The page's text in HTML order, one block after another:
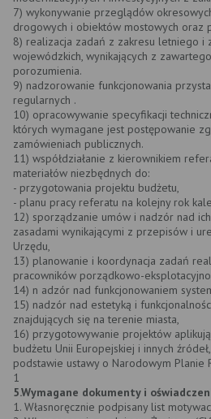
7) wykonywanie przeglądów
drogowych i obiektów mostowych oraz
8) realizacja zadań z zakresu letniego i
wojewódzkich, wynikających z
porozumienia.
9) nadzorowanie funkcjonowania
regularnych .
10) opracowywanie specyfikacji
których wymagane jest postępowanie
zamówieniach publicznych.
11) współdziałanie z kierownikiem
materiałów niezbędnych do:
- przygotowania projektu budżetu,
- planu pracy referatu na kolejny rok
12) sporządzanie umów i nadzór nad
zasadami wynikającymi z przepisów i
Urzędu,
13) planowanie i koordynacja zadań
pracowników porządkowo-
14) n adzór nad funkcjonowaniem
15) nadzór nad estetyką i
znajdujących się na terenie miasta,
16) przygotowywanie projektów
budżetu Unii Europejskiej i innych
podstawie ustawy o Narodowym Planie
1
5.Wymagane dokumenty i
1. Własnoręcznie podpisany list